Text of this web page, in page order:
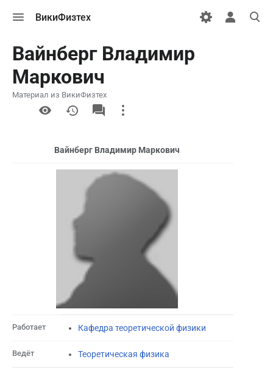
меню
ВикиФизтех
Открыть
поиск
Вайнберг Владимир
Маркович
Материал из ВикиФизтех
More
actions
Вайнберг Владимир Маркович
Работает Кафедра теоретической физики
Ведёт Теоретическая физика